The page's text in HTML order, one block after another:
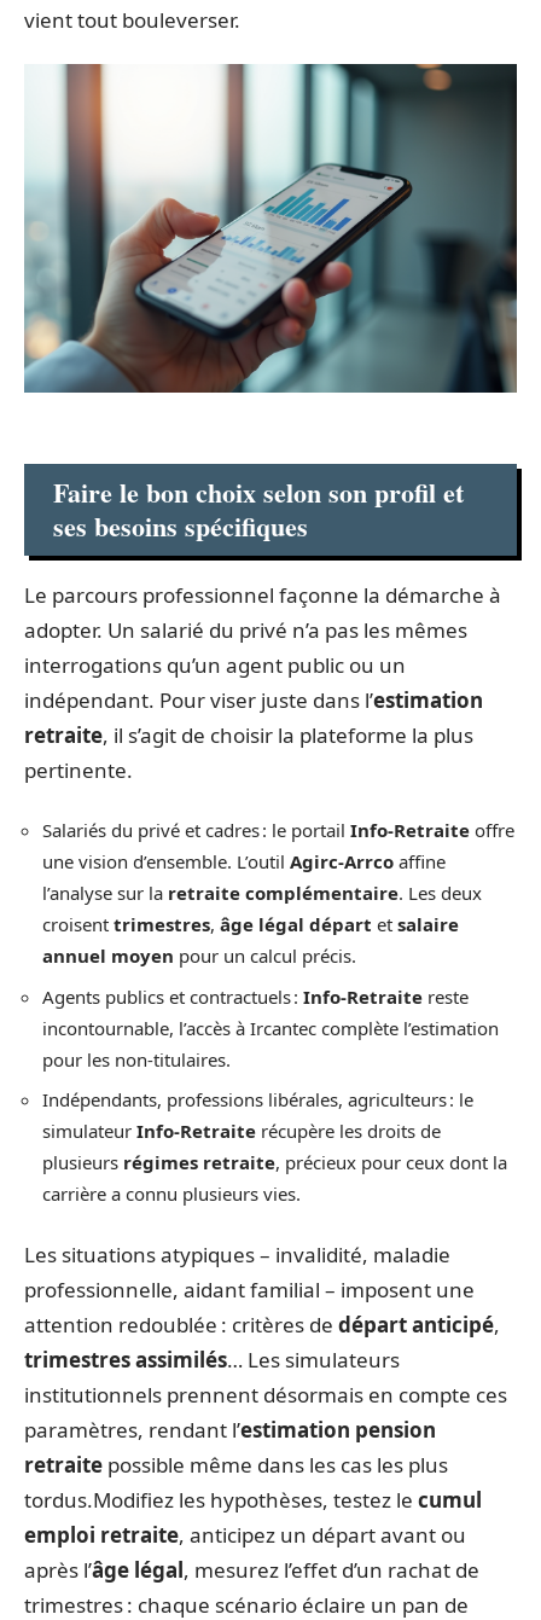
vient tout bouleverser.
Faire le bon choix selon son profil et
ses besoins spécifiques
Le parcours professionnel façonne la démarche à
adopter. Un salarié du privé n’a pas les mêmes
interrogations qu’un agent public ou un
indépendant. Pour viser juste dans l’estimation
retraite, il s’agit de choisir la plateforme la plus
pertinente.
Salariés du privé et cadres : le portail Info-Retraite offre
une vision d’ensemble. L’outil Agirc-Arrco affine
l’analyse sur la retraite complémentaire. Les deux
croisent trimestres, âge légal départ et salaire
annuel moyen pour un calcul précis.
Agents publics et contractuels : Info-Retraite reste
incontournable, l’accès à Ircantec complète l’estimation
pour les non-titulaires.
Indépendants, professions libérales, agriculteurs : le
simulateur Info-Retraite récupère les droits de
plusieurs régimes retraite, précieux pour ceux dont la
carrière a connu plusieurs vies.
Les situations atypiques – invalidité, maladie
professionnelle, aidant familial – imposent une
attention redoublée : critères de départ anticipé,
trimestres assimilés… Les simulateurs
institutionnels prennent désormais en compte ces
paramètres, rendant l’estimation pension
retraite possible même dans les cas les plus
tordus.Modifiez les hypothèses, testez le cumul
emploi retraite, anticipez un départ avant ou
après l’âge légal, mesurez l’effet d’un rachat de
trimestres : chaque scénario éclaire un pan de